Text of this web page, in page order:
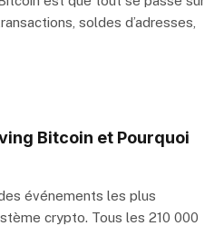
soldes d’adresses,
Bitcoin et Pourquoi
événements les plus
crypto. Tous les 210 000